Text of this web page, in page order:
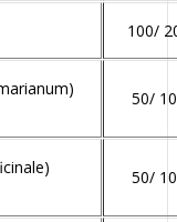
100/
50/
50/